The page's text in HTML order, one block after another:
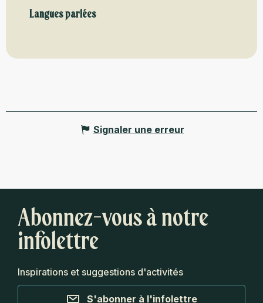
Langues parlées
Langues parlées
Signaler une erreur
Abonnez-vous à notre
infolettre
Inspirations et suggestions d'activités
S'abonner à l'infolettre